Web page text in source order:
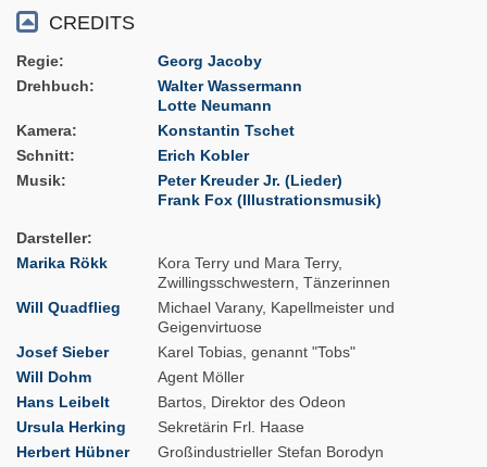
CREDITS
Regie
Georg Jacoby
Drehbuch
Walter Wassermann
Lotte Neumann
Kamera
Konstantin Tschet
Schnitt
Erich Kobler
Musik
Peter Kreuder Jr. (Lieder)
Frank Fox (Illustrationsmusik)
Darsteller
Marika Rökk
Kora Terry und Mara Terry,
Zwillingsschwestern, Tänzerinnen
Will Quadflieg
Michael Varany, Kapellmeister und
Geigenvirtuose
Josef Sieber
Karel Tobias, genannt "Tobs"
Will Dohm
Agent Möller
Hans Leibelt
Bartos, Direktor des Odeon
Ursula Herking
Sekretärin Frl. Haase
Herbert Hübner
Großindustrieller Stefan Borodyn